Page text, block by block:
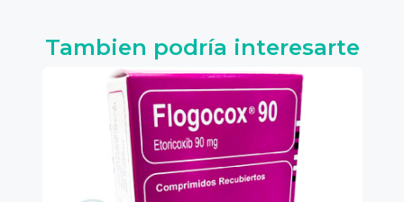
Tambien podría interesarte